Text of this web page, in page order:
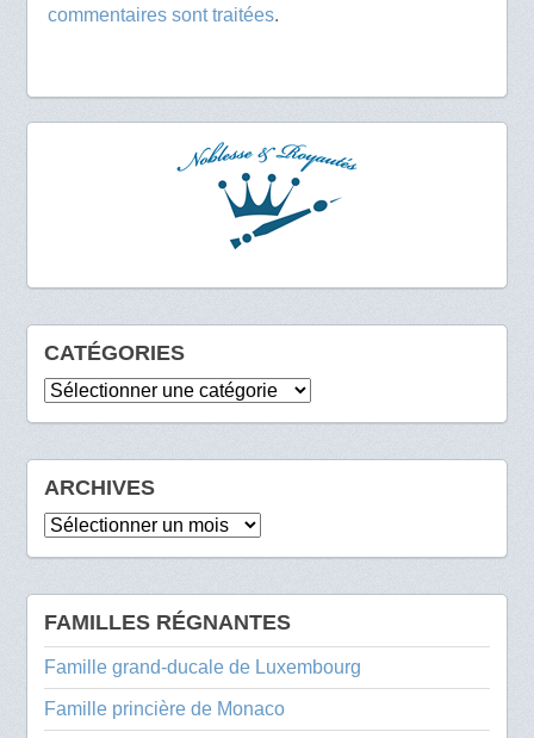
commentaires sont traitées.
CATÉGORIES
Catégories
ARCHIVES
Archives
FAMILLES RÉGNANTES
Famille grand-ducale de Luxembourg
Famille princière de Monaco